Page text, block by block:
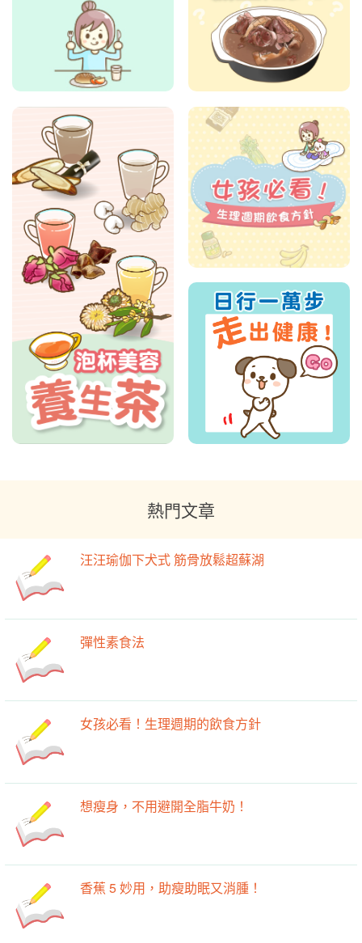
熱門文章
汪汪瑜伽下犬式 筋骨放鬆超蘇湖
彈性素食法
女孩必看！生理週期的飲食方針
想瘦身，不用避開全脂牛奶！
香蕉 5 妙用，助瘦助眠又消腫！